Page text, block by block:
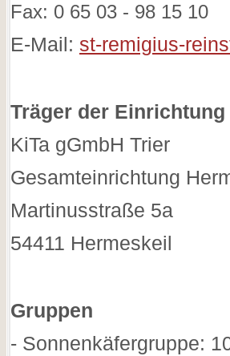
Fax: 0 65 03 - 98 15 10
E-Mail: st-remigius-
Träger der Einrichtung
KiTa gGmbH Trier
Gesamteinrichtung
Martinusstraße 5a
54411 Hermeskeil
Gruppen
- Sonnenkäfergruppe: